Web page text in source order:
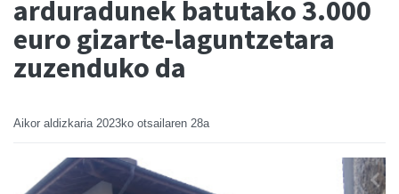
arduradunek batutako 3.000
euro gizarte-laguntzetara
zuzenduko da
Aikor aldizkaria 2023ko otsailaren 28a